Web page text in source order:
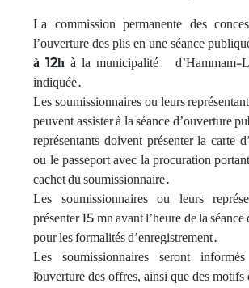
La commission permanente des
l’ouverture des plis en une séance
à 12h à la municipalité d’Hammam-
indiquée.
Les soumissionnaires ou leurs
peuvent assister à la séance d’ouverture
représentants doivent présenter la carte
ou le passeport avec la procuration
cachet du soumissionnaire.
Les soumissionnaires ou leurs
présenter 15 mn avant l’heure de la
pour les formalités d’enregistrement.
Les soumissionnaires seront
l'ouverture des offres, ainsi que des motifs